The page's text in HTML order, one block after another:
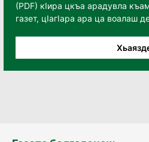
(PDF) кӀира цкъа арадувла
газет, цӀагӀара ара ца воалаш